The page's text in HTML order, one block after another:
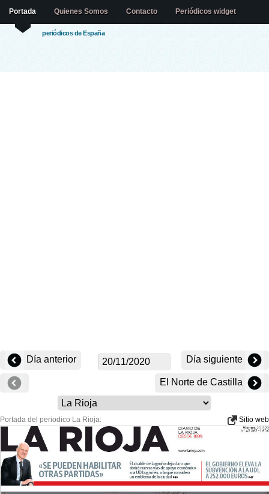
periódicos de España
Portada Quienes Somos Contacto Periódicos widget
Día anterior Día siguiente
El Norte de Castilla
Portada del periodico La Rioja: Sitio web